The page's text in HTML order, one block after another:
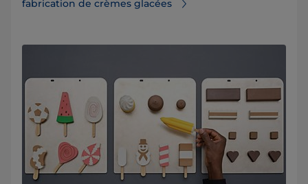
fabrication de crèmes glacées